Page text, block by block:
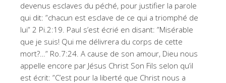
devenus esclaves du péché, pour justifier la parole
qui dit: ”chacun est esclave de ce qui a triomphé de
lui” 2 Pi.2:19. Paul s’est écrié en disant: ”Misérable
que je suis! Qui me délivrera du corps de cette
mort?…” Ro.7:24. A cause de son amour, Dieu nous
appelle encore par Jésus Christ Son Fils selon qu’il
est écrit: ”C’est pour la liberté que Christ nous a